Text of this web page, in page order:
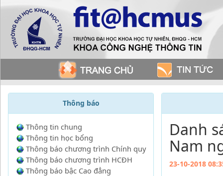
Thông báo
Thông tin chung
Thông tin học bổng
Thông báo chương trình Chính quy
Thông báo chương trình HCĐH
Thông báo bậc Cao đẳng
Danh
Nam
23-10-2018